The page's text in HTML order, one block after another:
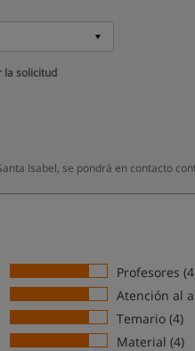
la solicitud
Isabel, se pondrá en contacto
Profesores
Atención al
Temario (4)
Material (4)